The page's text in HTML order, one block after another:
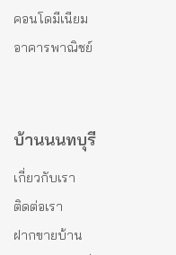
คอนโดมีเนียม
อาคารพาณิชย์
บ้านนนทบุรี
เกี่ยวกับเรา
ติดต่อเรา
ฝากขายบ้าน